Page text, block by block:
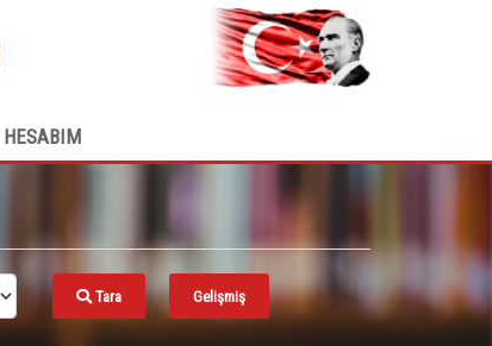
HESABIM
Tara Gelişmiş